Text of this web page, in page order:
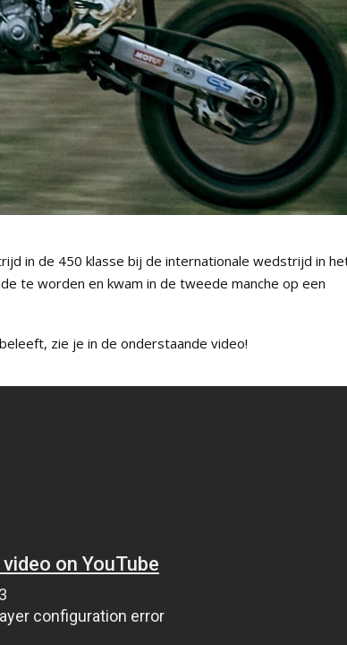
in de 450 klasse bij de internationale wedstrijd in
te worden en kwam in de tweede manche op een
zie je in de onderstaande video!